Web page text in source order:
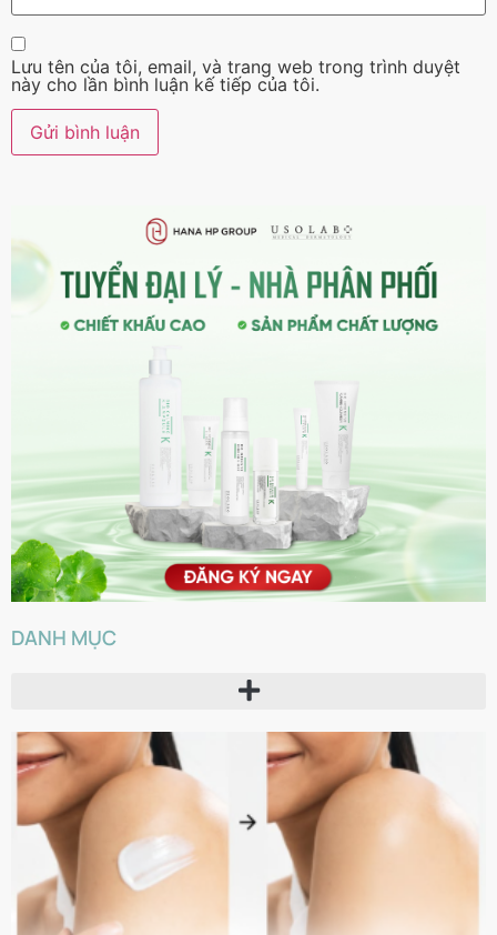
Lưu tên của tôi, email, và trang web trong trình duyệt
này cho lần bình luận kế tiếp của tôi.
DANH MỤC